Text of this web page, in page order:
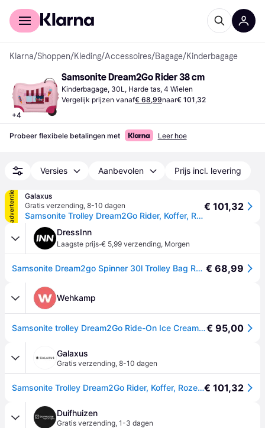
Voor shoppers
Klarna/Shoppen/Kleding/Accessoires/Bagage/Kinderbagage
+4
Samsonite Dream2Go Rider 38 cm
Kinderbagage, 30L, Harde tas, 4 Wielen
Vergelijk prijzen vanaf€ 68,99naar€ 101,32
Probeer flexibele betalingen met Leer hoe
Versies Aanbevolen Prijs incl. levering
advertentie
Galaxus
Gratis verzending, 8-10 dagen
Samsonite Trolley Dream2Go Rider, Koffer, Roze, Veelkleurig
€ 101,32
DressInn
Laagste prijs·€ 5,99 verzending, Morgen
Samsonite Dream2go Spinner 30l Trolley Bag Roze € 68,99
Wehkamp
Samsonite trolley Dream2Go Ride-On Ice Cream Van€ 95,00
Galaxus
Gratis verzending, 8-10 dagen
Samsonite Trolley Dream2Go Rider, Koffer, Roze, Veelkleurig€ 101,32
Duifhuizen
Gratis verzending, 1-3 dagen